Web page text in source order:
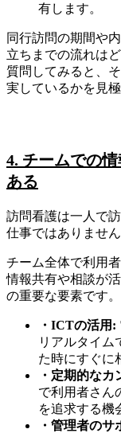
有します。
同行訪問の期間や
立ちまでの流れは
質問してみると、
実しているかを見
4. チームでの
ある
訪問看護は一人で
仕事ではありません
チーム全体で利用
情報共有や相談が
の重要な要素です。
・ICTの活用:
リアルタイム
た時にすぐに
・定期的な
で利用者さん
を追求する機
・管理者のサ